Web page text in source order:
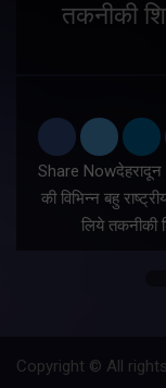
तकनीकी
Share
की विभिन्न बहु
लिये तकनीकी